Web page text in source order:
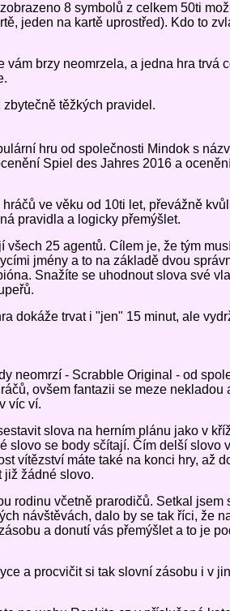
8 symbolů z celkem 50ti
jeden na kartě uprostřed). Kdo to
vám brzy neomrzela, a jedna hra trvá
těžkých pravidel.
hru od společnosti Mindok s
Spiel des Jahres 2016 a
ve věku od 10ti let, převážně
pravidla a logicky přemýšlet.
25 agentů. Cílem je, že tým
jmény a to na základě dvou
Snažíte se uhodnout slova své
dokáže trvat i "jen" 15 minut, ale
neomrzí - Scrabble Original - od
ovšem fantazii se meze nekladou
víc ví.
slova na herním plánu jako v
slovo se body sčítají. Čím delší slovo
vítězství máte také na konci hry, až
již žádné slovo.
rodinu včetně prarodičů. Setkal jsem
návštěvách, dalo by se tak říci, že
a donutí vás přemýšlet a to je
a procvičit si tak slovní zásobu i v